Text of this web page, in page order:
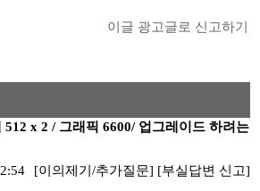
이글 광고글로 신고하기
512 x 2 / 그래픽 6600/ 업그레이드 하려는
[이의제기/추가질문] [부실답변 신고]